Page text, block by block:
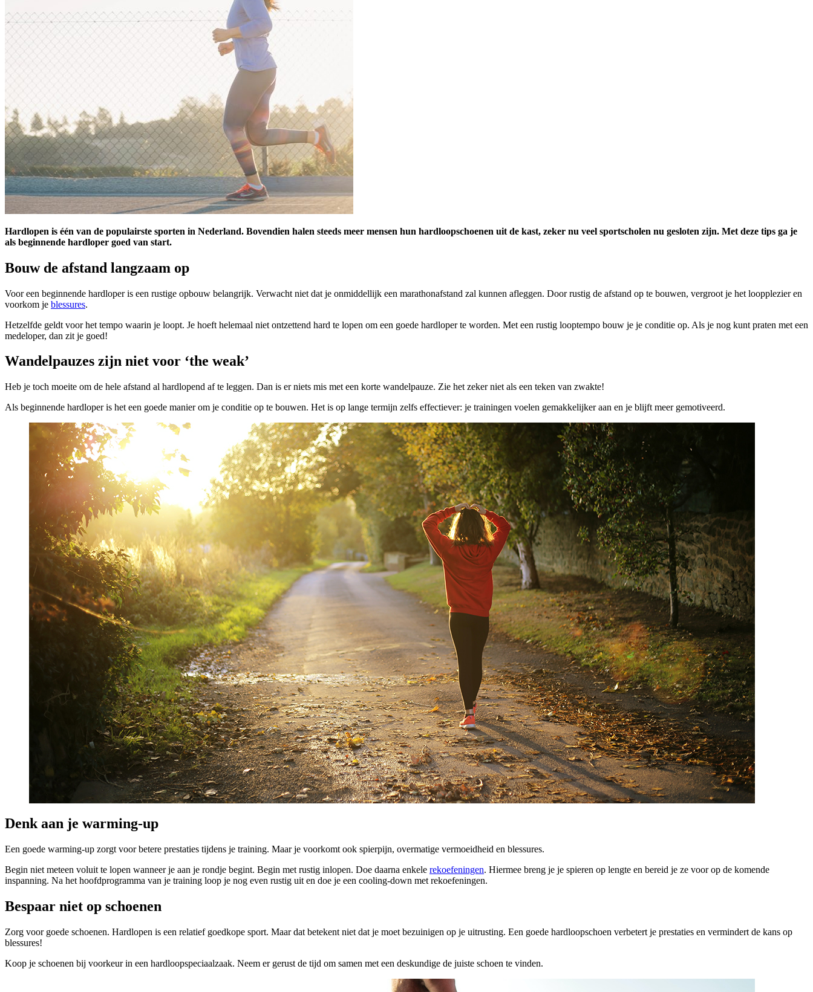
Hardlopen is één van de populairste sporten in Nederland. Bovendien halen steeds meer mensen hun hardloopschoenen uit de kast, zeker nu veel sportscholen nu gesloten zijn. Met deze tips ga je
als beginnende hardloper goed van start.
Bouw de afstand langzaam op
Voor een beginnende hardloper is een rustige opbouw belangrijk. Verwacht niet dat je onmiddellijk een marathonafstand zal kunnen afleggen. Door rustig de afstand op te bouwen, vergroot je het loopplezier en
voorkom je blessures.
Hetzelfde geldt voor het tempo waarin je loopt. Je hoeft helemaal niet ontzettend hard te lopen om een goede hardloper te worden. Met een rustig looptempo bouw je je conditie op. Als je nog kunt praten met een
medeloper, dan zit je goed!
Wandelpauzes zijn niet voor ‘the weak’
Heb je toch moeite om de hele afstand al hardlopend af te leggen. Dan is er niets mis met een korte wandelpauze. Zie het zeker niet als een teken van zwakte!
Als beginnende hardloper is het een goede manier om je conditie op te bouwen. Het is op lange termijn zelfs effectiever: je trainingen voelen gemakkelijker aan en je blijft meer gemotiveerd.
Denk aan je warming-up
Een goede warming-up zorgt voor betere prestaties tijdens je training. Maar je voorkomt ook spierpijn, overmatige vermoeidheid en blessures.
Begin niet meteen voluit te lopen wanneer je aan je rondje begint. Begin met rustig inlopen. Doe daarna enkele rekoefeningen. Hiermee breng je je spieren op lengte en bereid je ze voor op de komende
inspanning. Na het hoofdprogramma van je training loop je nog even rustig uit en doe je een cooling-down met rekoefeningen.
Bespaar niet op schoenen
Zorg voor goede schoenen. Hardlopen is een relatief goedkope sport. Maar dat betekent niet dat je moet bezuinigen op je uitrusting. Een goede hardloopschoen verbetert je prestaties en vermindert de kans op
blessures!
Koop je schoenen bij voorkeur in een hardloopspeciaalzaak. Neem er gerust de tijd om samen met een deskundige de juiste schoen te vinden.